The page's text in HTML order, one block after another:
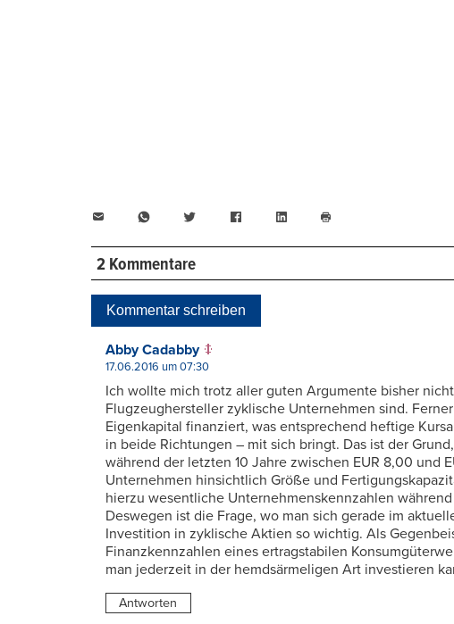
WhatsAppTwitter FacebookLinkedIn
drucken
2 Kommentare
Kommentar schreiben
Abby Cadabby
17.06.2016 um 07:30
Ich wollte mich trotz aller guten Argumente bisher
Flugzeughersteller zyklische Unternehmen sind.
Eigenkapital finanziert, was entsprechend heftige
in beide Richtungen – mit sich bringt. Das ist der
während der letzten 10 Jahre zwischen EUR 8,00 und
Unternehmen hinsichtlich Größe und
hierzu wesentliche Unternehmenskennzahlen
Deswegen ist die Frage, wo man sich gerade im
Investition in zyklische Aktien so wichtig. Als
Finanzkennzahlen eines ertragstabilen
man jederzeit in der hemdsärmeligen Art investieren
Antworten